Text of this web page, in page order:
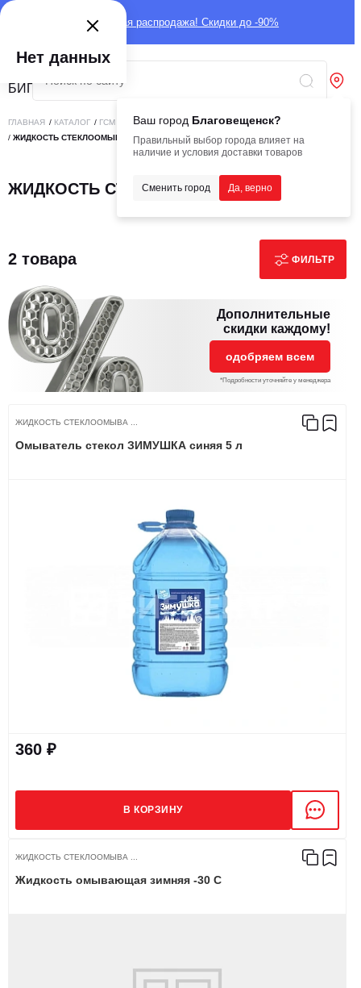
Глобальная распродажа! Скидки до -90%
Ваш город Благовещенск?
Правильный выбор города влияет на
наличие и условия доставки товаров
Сменить город Да, верно
ГЛАВНАЯ / КАТАЛОГ / ГСМ
ТЕХНИЧЕСКИЕ СРЕДСТВА
/ ЖИДКОСТЬ СТЕКЛООМЫВАЮЩАЯ
ЖИДКОСТЬ СТЕКЛООМЫВАЮЩАЯ
2 товара ФИЛЬТР
Дополнительные
скидки каждому!
одобряем всем
*Подробности уточняйте у менеджера
ЖИДКОСТЬ СТЕКЛООМЫВА ...
Омыватель стекол ЗИМУШКА синяя 5 л
360 ₽
В КОРЗИНУ
ЖИДКОСТЬ СТЕКЛООМЫВА ...
Жидкость омывающая зимняя -30 С
Нет данных